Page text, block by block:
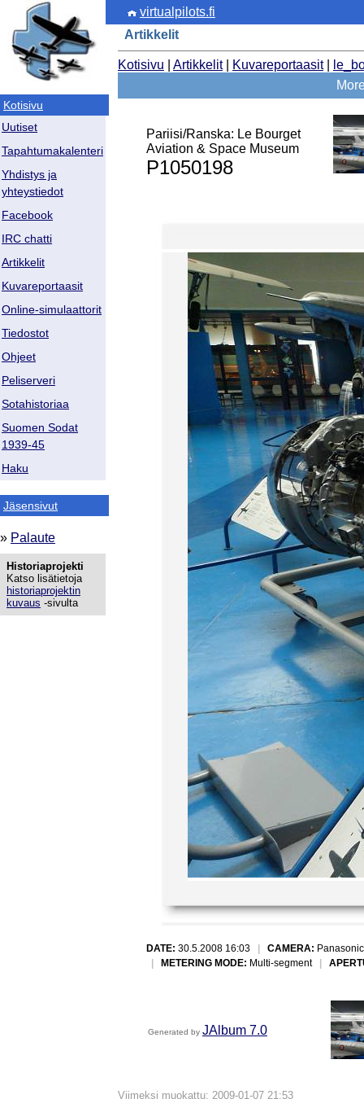
Kotisivu
Uutiset
Tapahtumakalenteri
Yhdistys ja
yhteystiedot
Facebook
IRC chatti
Artikkelit
Kuvareportaasit
Online-simulaattorit
Tiedostot
Ohjeet
Peliserveri
Sotahistoriaa
Suomen Sodat
1939-45
Haku
Jäsensivut
» Palaute
Historiaprojekti
Katso lisätietoja
historiaprojektin
kuvaus -sivulta
virtualpilots.fi
Artikkelit
Kotisivu Artikkelit| Kuvareportaasit|
Pariisi/Ranska: Le Bourget
Aviation & Space Museum
P1050198
DATE: 30.5.2008 16:03 CAMERA:
METERING MODE: Multi-segment
Generated by JAlbum 7.0
Viimeksi muokattu: 2009-01-07 21:53